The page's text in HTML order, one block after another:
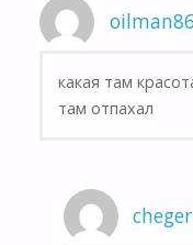
oilman86
какая там
там отпахал
cheger